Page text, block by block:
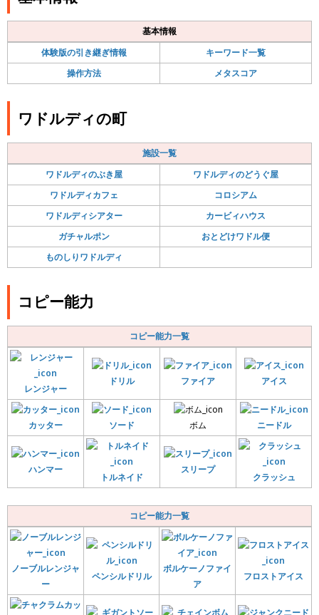
基本情報
体験版の引き継ぎ情報
キーワード一覧
操作方法
メタスコア
ワドルディの町
施設一覧
ワドルディのぶき屋
ワドルディのどうぐ屋
ワドルディカフェ
コロシアム
ワドルディシアター
カービィハウス
ガチャルポン
おとどけワドル便
ものしりワドルディ
コピー能力
コピー能力一覧
レンジャー
ドリル ファイア アイス
カッター ソード ボム ニードル
ハンマー
トルネイド
スリープ
クラッシュ
コピー能力一覧
ノーブルレンジャ
ー
ペンシルドリル
ボルケーノファイ
ア
フロストアイス